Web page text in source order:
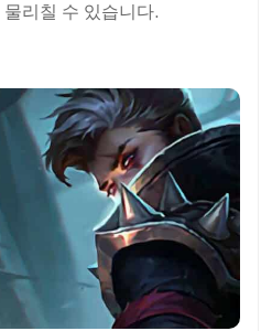
물리칠 수 있습니다.